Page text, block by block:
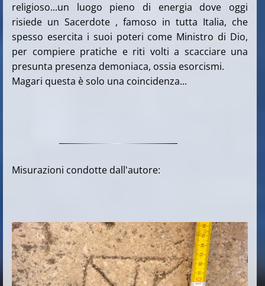
religioso...un luogo pieno di energia dove oggi
risiede un Sacerdote , famoso in tutta Italia, che
spesso esercita i suoi poteri come Ministro di Dio,
per compiere pratiche e riti volti a scacciare una
presunta presenza demoniaca, ossia esorcismi.
Magari questa è solo una coincidenza...
Misurazioni condotte dall'autore: